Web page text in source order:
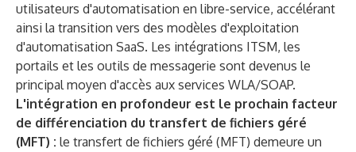
utilisateurs d'automatisation en libre-service, accélérant
ainsi la transition vers des modèles d'exploitation
d'automatisation SaaS. Les intégrations ITSM, les
portails et les outils de messagerie sont devenus le
principal moyen d'accès aux services WLA/SOAP.
L'intégration en profondeur est le prochain facteur
de différenciation du transfert de fichiers géré
(MFT) : le transfert de fichiers géré (MFT) demeure un